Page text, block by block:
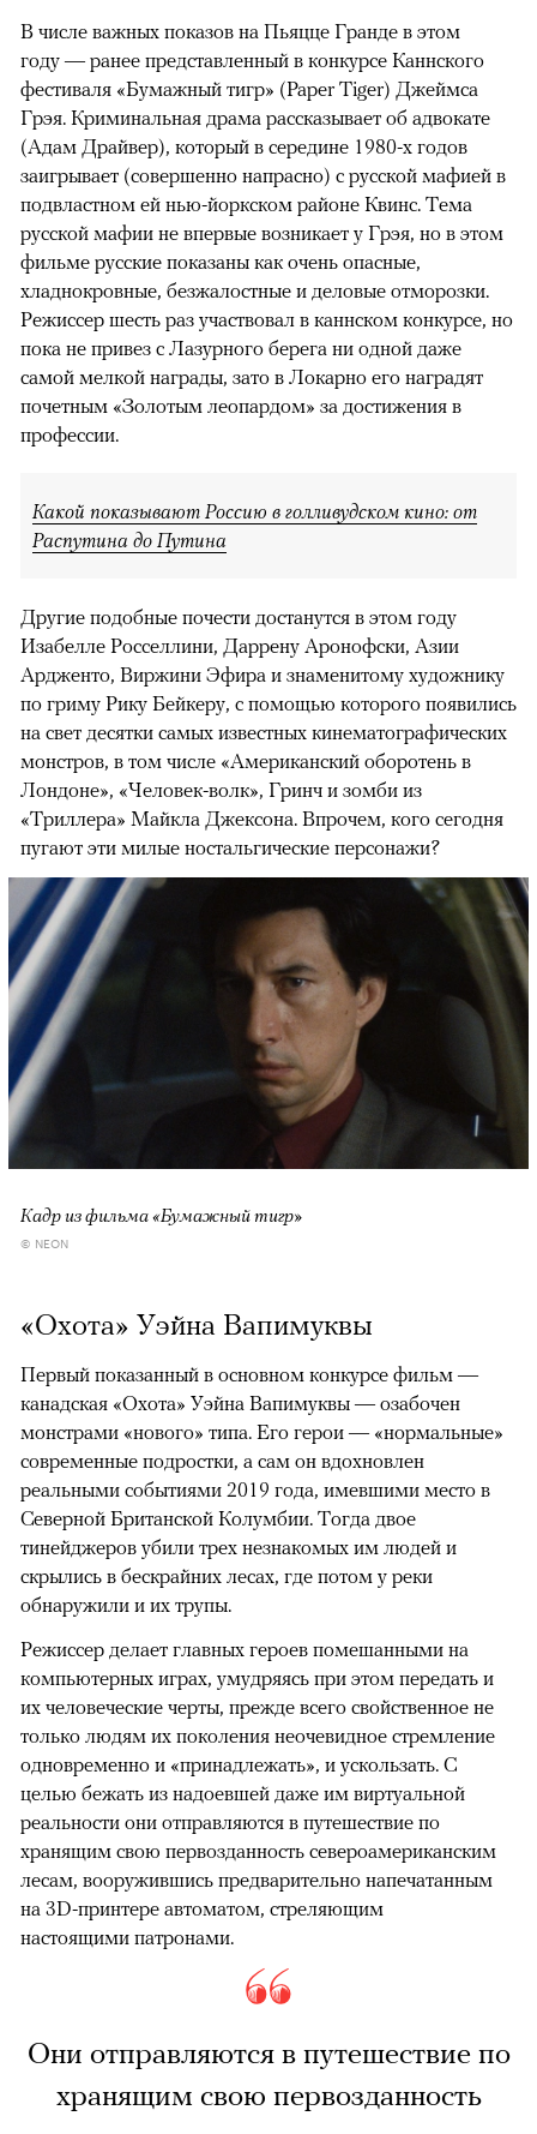
В числе важных показов на Пьяцце Гранде в этом
году — ранее представленный в конкурсе Каннского
фестиваля «Бумажный тигр» (Paper Tiger) Джеймса
Грэя. Криминальная драма рассказывает об адвокате
(Адам Драйвер), который в середине 1980-х годов
заигрывает (совершенно напрасно) с русской мафией в
подвластном ей нью-йоркском районе Квинс. Тема
русской мафии не впервые возникает у Грэя, но в этом
фильме русские показаны как очень опасные,
хладнокровные, безжалостные и деловые отморозки.
Режиссер шесть раз участвовал в каннском конкурсе, но
пока не привез с Лазурного берега ни одной даже
самой мелкой награды, зато в Локарно его наградят
почетным «Золотым леопардом» за достижения в
профессии.
Какой показывают Россию в голливудском кино: от
Распутина до Путина
Другие подобные почести достанутся в этом году
Изабелле Росселлини, Даррену Аронофски, Азии
Ардженто, Виржини Эфира и знаменитому художнику
по гриму Рику Бейкеру, с помощью которого появились
на свет десятки самых известных кинематографических
монстров, в том числе «Американский оборотень в
Лондоне», «Человек-волк», Гринч и зомби из
«Триллера» Майкла Джексона. Впрочем, кого сегодня
пугают эти милые ностальгические персонажи?
Кадр из фильма «Бумажный тигр»
© NEON
«Охота» Уэйна Вапимуквы
Первый показанный в основном конкурсе фильм —
канадская «Охота» Уэйна Вапимуквы — озабочен
монстрами «нового» типа. Его герои — «нормальные»
современные подростки, а сам он вдохновлен
реальными событиями 2019 года, имевшими место в
Северной Британской Колумбии. Тогда двое
тинейджеров убили трех незнакомых им людей и
скрылись в бескрайних лесах, где потом у реки
обнаружили и их трупы.
Режиссер делает главных героев помешанными на
компьютерных играх, умудряясь при этом передать и
их человеческие черты, прежде всего свойственное не
только людям их поколения неочевидное стремление
одновременно и «принадлежать», и ускользать. С
целью бежать из надоевшей даже им виртуальной
реальности они отправляются в путешествие по
хранящим свою первозданность североамериканским
лесам, вооружившись предварительно напечатанным
на 3D-принтере автоматом, стреляющим
настоящими патронами.
Они отправляются в путешествие по
хранящим свою первозданность